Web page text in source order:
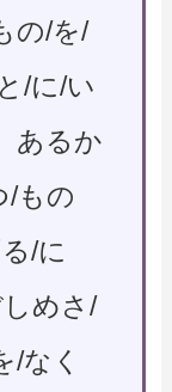
の/を/
/に/い
あるか
/もの
る/に
めさ/
なく